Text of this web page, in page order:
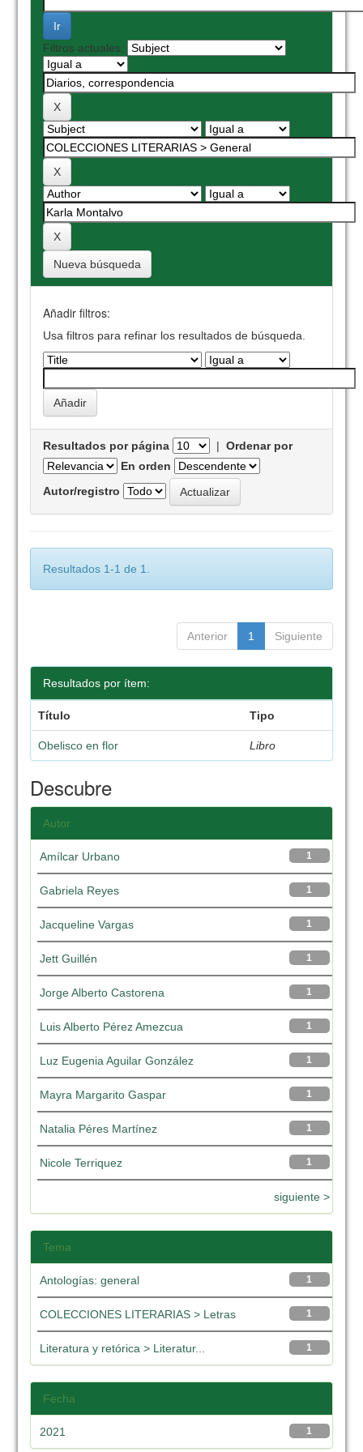
Filtros actuales:
Nueva búsqueda
Añadir filtros:
Usa filtros para refinar los resultados de búsqueda.
Resultados por página |Ordenar por
En orden
Autor/registro
Resultados 1-1 de 1.
Anterior 1 Siguiente
Resultados por ítem:
Título Tipo
Obelisco en flor Libro
Descubre
Autor
1
Amílcar Urbano
1
Gabriela Reyes
1
Jacqueline Vargas
1
Jett Guillén
1
Jorge Alberto Castorena
1
Luis Alberto Pérez Amezcua
1
Luz Eugenia Aguilar González
1
Mayra Margarito Gaspar
1
Natalia Péres Martínez
1
Nicole Terriquez
siguiente >
Tema
1
Antologías: general
1
COLECCIONES LITERARIAS > Letras
1
Literatura y retórica > Literatur...
Fecha
1
2021